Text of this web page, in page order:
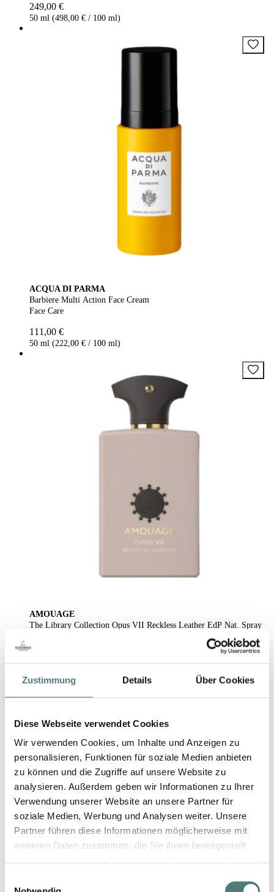
Zustimmung Details Über Cookies
Diese Webseite verwendet Cookies
Wir verwenden Cookies, um Inhalte und Anzeigen zu
personalisieren, Funktionen für soziale Medien anbieten
zu können und die Zugriffe auf unsere Website zu
analysieren. Außerdem geben wir Informationen zu Ihrer
Verwendung unserer Website an unsere Partner für
soziale Medien, Werbung und Analysen weiter. Unsere
Partner führen diese Informationen möglicherweise mit
weiteren Daten zusammen, die Sie ihnen bereitgestellt
249,00 €
50 ml (498,00 € / 100 ml)
ACQUA DI PARMA
Barbiere Multi Action Face Cream
Face Care
111,00 €
50 ml (222,00 € / 100 ml)
AMOUAGE
The Library Collection Opus VII Reckless Leather EdP Nat. Spray